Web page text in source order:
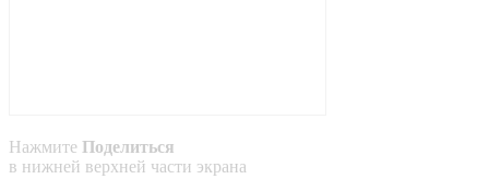
Нажмите Поделиться
в нижней верхней части экрана